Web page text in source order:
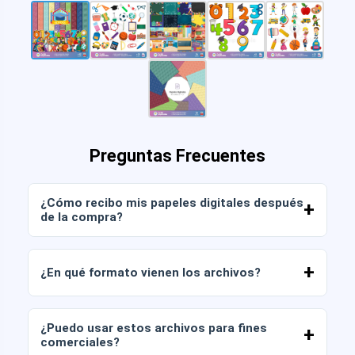
Preguntas Frecuentes
¿Cómo recibo mis papeles digitales después
de la compra?
desde el enlace enviado a tu correo electrónico.
¿En qué formato vienen los archivos?
packs también incluyen archivos AI o PDF.
¿Puedo usar estos archivos para fines
comerciales?